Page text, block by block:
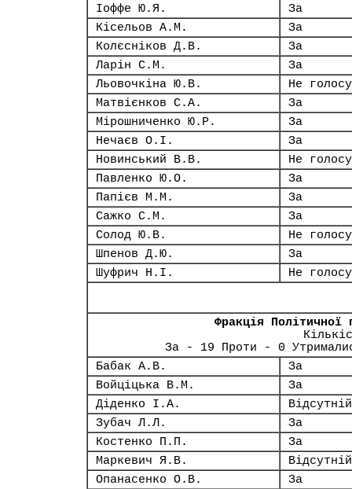
Іоффе Ю.Я.
За
Кісельов А.М.
За
Колєсніков Д.В.
За
Ларін С.М.
За
Льовочкіна Ю.В.
Не
Матвієнков С.А.
За
Мірошниченко Ю.Р.
За
Нечаєв О.І.
За
Новинський В.В.
Не
Павленко Ю.О.
За
Папієв М.М.
За
Сажко С.М.
За
Солод Ю.В.
Не
Шпенов Д.Ю.
За
Шуфрич Н.І.
Не
Фракція Політичної
За - 19 Проти - 0
Бабак А.В.
За
Войціцька В.М.
За
Діденко І.А.
Відсутній
Зубач Л.Л.
За
Костенко П.П.
За
Маркевич Я.В.
Відсутній
Опанасенко О.В.
За